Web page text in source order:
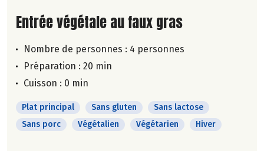
Lire la suite de la recette
Entrée végétale au faux gras
Nombre de personnes : 4 personnes
Préparation : 20 min
Cuisson : 0 min
Plat principal Sans gluten
Sans lactose
Sans porc
Végétalien Végétarien Hiver